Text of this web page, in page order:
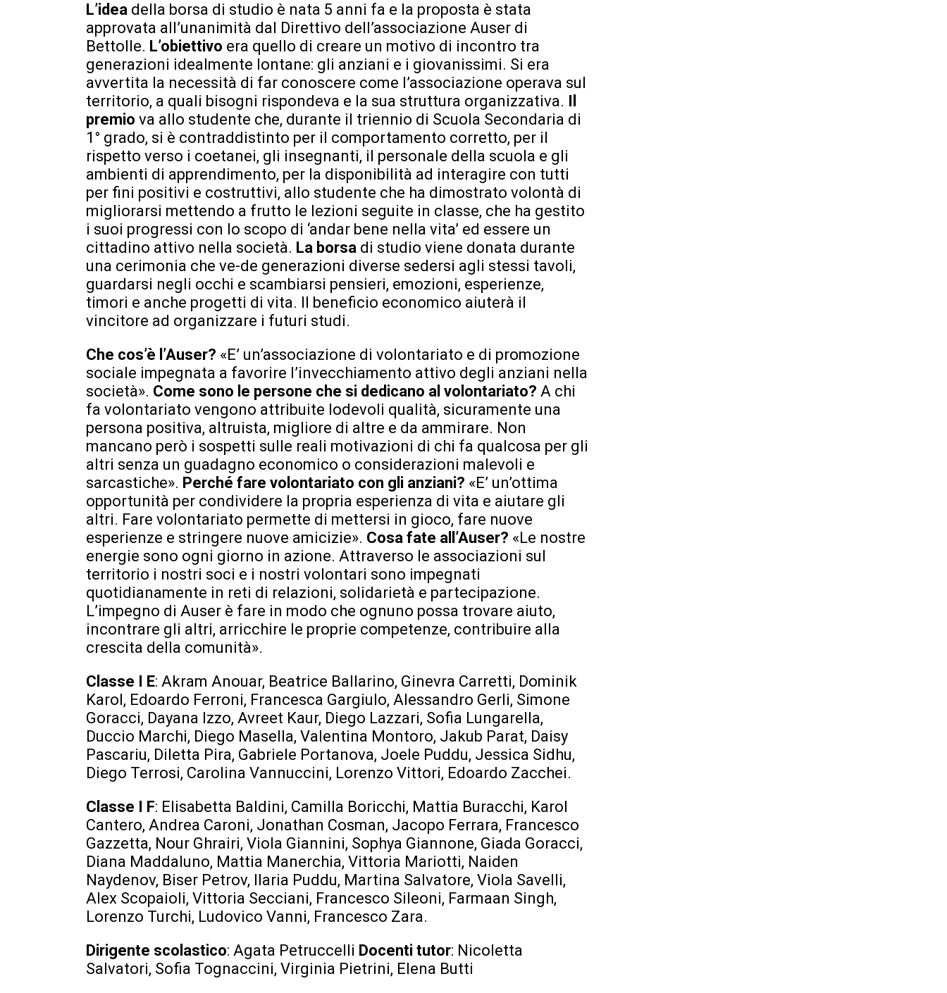
L’idea della borsa di studio è nata 5 anni fa e la proposta è stata
approvata all’unanimità dal Direttivo dell’associazione Auser di
Bettolle. L’obiettivo era quello di creare un motivo di incontro tra
generazioni idealmente lontane: gli anziani e i giovanissimi. Si era
avvertita la necessità di far conoscere come l’associazione operava sul
territorio, a quali bisogni rispondeva e la sua struttura organizzativa.
premio va allo studente che, durante il triennio di Scuola Secondaria di
1° grado, si è contraddistinto per il comportamento corretto, per il
rispetto verso i coetanei, gli insegnanti, il personale della scuola e gli
ambienti di apprendimento, per la disponibilità ad interagire con tutti
per fini positivi e costruttivi, allo studente che ha dimostrato volontà di
migliorarsi mettendo a frutto le lezioni seguite in classe, che ha gestito
i suoi progressi con lo scopo di ‘andar bene nella vita’ ed essere un
cittadino attivo nella società. La borsa di studio viene donata durante
una cerimonia che ve-de generazioni diverse sedersi agli stessi tavoli,
guardarsi negli occhi e scambiarsi pensieri, emozioni, esperienze,
timori e anche progetti di vita. Il beneficio economico aiuterà il
vincitore ad organizzare i futuri studi.
Che cos’è l’Auser? «E’ un’associazione di volontariato e di promozione
sociale impegnata a favorire l’invecchiamento attivo degli anziani nella
società». Come sono le persone che si dedicano al volontariato? A chi
fa volontariato vengono attribuite lodevoli qualità, sicuramente una
persona positiva, altruista, migliore di altre e da ammirare. Non
mancano però i sospetti sulle reali motivazioni di chi fa qualcosa per gli
altri senza un guadagno economico o considerazioni malevoli e
sarcastiche». Perché fare volontariato con gli anziani? «E’ un’ottima
opportunità per condividere la propria esperienza di vita e aiutare gli
altri. Fare volontariato permette di mettersi in gioco, fare nuove
esperienze e stringere nuove amicizie». Cosa fate all’Auser? «Le nostre
energie sono ogni giorno in azione. Attraverso le associazioni sul
territorio i nostri soci e i nostri volontari sono impegnati
quotidianamente in reti di relazioni, solidarietà e partecipazione.
L’impegno di Auser è fare in modo che ognuno possa trovare aiuto,
incontrare gli altri, arricchire le proprie competenze, contribuire alla
crescita della comunità».
Classe I E: Akram Anouar, Beatrice Ballarino, Ginevra Carretti, Dominik
Karol, Edoardo Ferroni, Francesca Gargiulo, Alessandro Gerli, Simone
Goracci, Dayana Izzo, Avreet Kaur, Diego Lazzari, Sofia Lungarella,
Duccio Marchi, Diego Masella, Valentina Montoro, Jakub Parat, Daisy
Pascariu, Diletta Pira, Gabriele Portanova, Joele Puddu, Jessica Sidhu,
Diego Terrosi, Carolina Vannuccini, Lorenzo Vittori, Edoardo Zacchei.
Classe I F: Elisabetta Baldini, Camilla Boricchi, Mattia Buracchi, Karol
Cantero, Andrea Caroni, Jonathan Cosman, Jacopo Ferrara, Francesco
Gazzetta, Nour Ghrairi, Viola Giannini, Sophya Giannone, Giada Goracci,
Diana Maddaluno, Mattia Manerchia, Vittoria Mariotti, Naiden
Naydenov, Biser Petrov, Ilaria Puddu, Martina Salvatore, Viola Savelli,
Alex Scopaioli, Vittoria Secciani, Francesco Sileoni, Farmaan Singh,
Lorenzo Turchi, Ludovico Vanni, Francesco Zara.
Dirigente scolastico: Agata Petruccelli Docenti tutor: Nicoletta
Salvatori, Sofia Tognaccini, Virginia Pietrini, Elena Butti